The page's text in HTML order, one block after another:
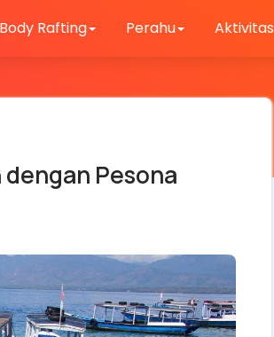
Body Rafting Perahu Aktivitas
Pesona